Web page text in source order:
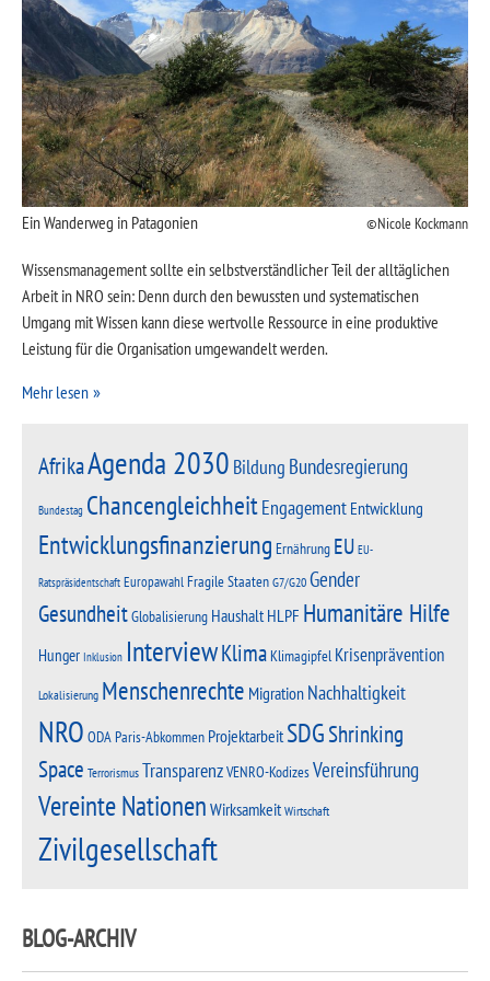
Ein Wanderweg in Patagonien Nicole Kockmann
Wissensmanagement sollte ein selbstverständlicher Teil der alltäglichen
Arbeit in NRO sein: Denn durch den bewussten und systematischen
Umgang mit Wissen kann diese wertvolle Ressource in eine produktive
Leistung für die Organisation umgewandelt werden.
Mehr lesen
AfrikaAgenda 2030 Bildung Bundesregierung
Bundestag ChancengleichheitEngagement Entwicklung
Entwicklungsfinanzierung Ernährung EU EU-
Ratspräsidentschaft EuropawahlFragile StaatenG7/G20Gender
GesundheitGlobalisierung HaushaltHLPF Humanitäre Hilfe
Hunger Inklusion InterviewKlimaKlimagipfel Krisenprävention
Lokalisierung Menschenrechte Migration Nachhaltigkeit
NRO ODAParis-Abkommen ProjektarbeitSDGShrinking
Space TerrorismusTransparenzVENRO-KodizesVereinsführung
Vereinte Nationen Wirksamkeit Wirtschaft
Zivilgesellschaft
BLOG-ARCHIV